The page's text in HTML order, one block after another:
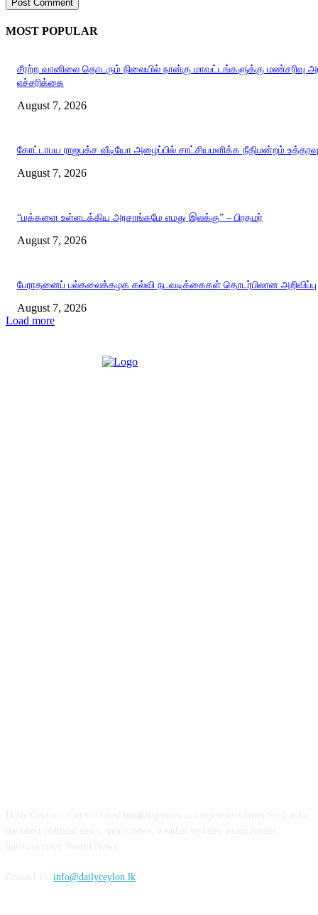
MOST POPULAR
சீரற்ற வானிலை தொடரும் நிலையில் நான்கு மாவட்டங்களுக்கு மண்சரிவு
எச்சரிக்கை
August 7, 2026
கோட்டாபய ராஜபக்ச வீடியோ அழைப்பில் சாட்சியமளிக்க நீதிமன்றம் உத்தரவு
August 7, 2026
“மக்களை உள்ளடக்கிய அரசாங்கமே எமது இலக்கு” – பிரதமர்
August 7, 2026
பேராதனைப் பல்கலைக்கழக கல்வி நடவடிக்கைகள் தொடர்பிலான அறிவிப்பு
August 7, 2026
Load more
info@dailyceylon.lk